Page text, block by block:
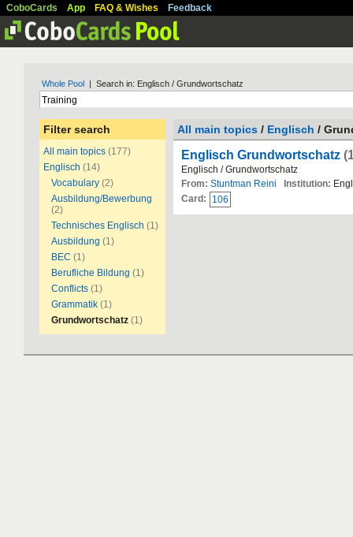
CoboCards App FAQ & Wishes Feedback
Whole Pool | Search in: Englisch / Grundwortschatz
Filter search
All main topics (177)
Englisch (14)
Vocabulary (2)
Ausbildung/Bewerbung
(2)
Technisches Englisch (1)
Ausbildung (1)
BEC (1)
Berufliche Bildung (1)
Conflicts (1)
Grammatik (1)
Grundwortschatz (1)
All main topics / Englisch /
Englisch Grundwortschatz
Englisch / Grundwortschatz
From: Stuntman Reini Institution:
Card:
106